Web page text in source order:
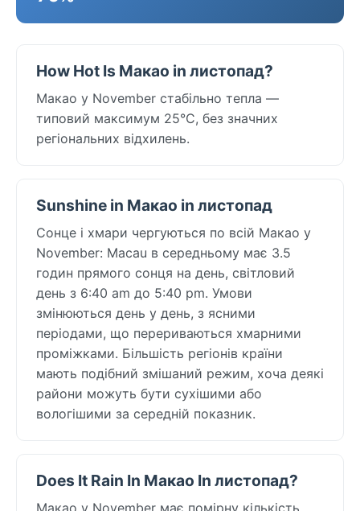
How Hot Is Макао in листопад?
Макао у November стабільно тепла —
типовий максимум 25°C, без значних
регіональних відхилень.
Sunshine in Макао in листопад
Сонце і хмари чергуються по всій Макао у
November: Macau в середньому має 3.5
годин прямого сонця на день, світловий
день з 6:40 am до 5:40 pm. Умови
змінюються день у день, з ясними
періодами, що перериваються хмарними
проміжками. Більшість регіонів країни
мають подібний змішаний режим, хоча деякі
райони можуть бути сухішими або
вологішими за середній показник.
Does It Rain In Макао In листопад?
Макао у November має помірну кількість